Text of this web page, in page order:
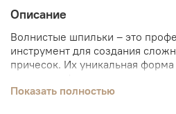
Описание
Волнистые шпильки – это
инструмент для создания
причесок. Их уникальная
укладки с минимальным
Показать полностью